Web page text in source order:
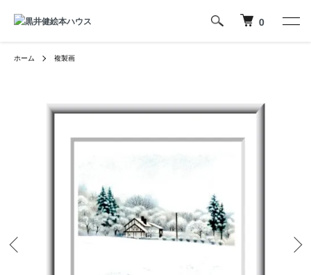
0
ホーム 複製画